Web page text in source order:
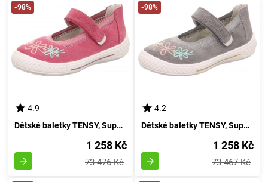
-98%
4.9
Dětské baletky TENSY, Superfit, 1-000095-5500, růžové - velikost 32
1 258 Kč
73 476 Kč
-98%
4.2
Dětské baletky TENSY, Superfit, 1-000095-2500, stříbrné - velikost 32
1 258 Kč
73 467 Kč